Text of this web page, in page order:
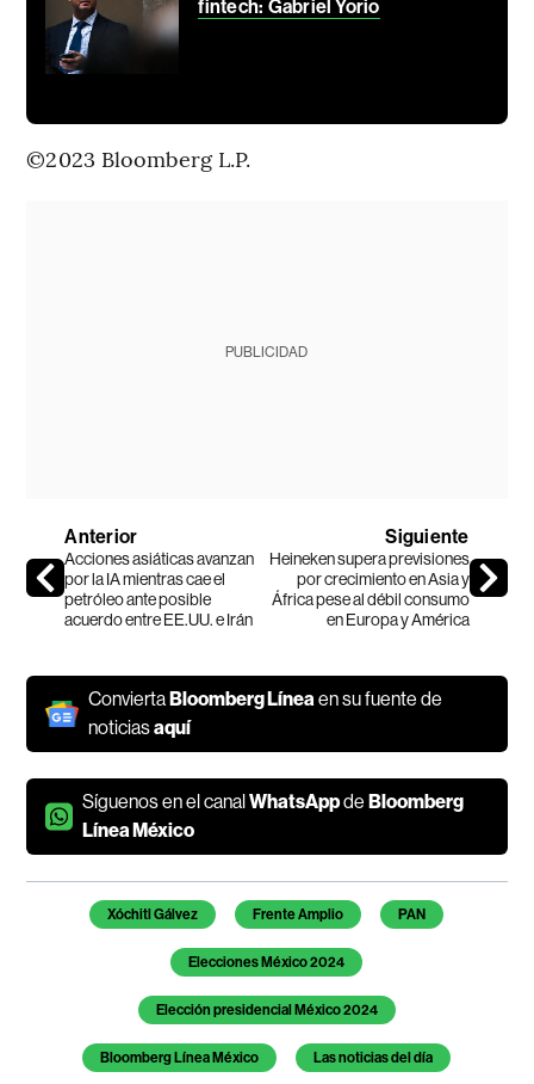
fintech: Gabriel Yorio
©2023 Bloomberg L.P.
PUBLICIDAD
Anterior
Acciones asiáticas avanzan
por la IA mientras cae el
petróleo ante posible
acuerdo entre EE.UU. e Irán
Siguiente
Heineken supera previsiones
por crecimiento en Asia y
África pese al débil consumo
en Europa y América
ConviertaBloomberg Líneaen su fuente de
noticiasaquí
Síguenos en el canalWhatsAppdeBloomberg
Línea México
Temas de este artículo
Xóchitl Gálvez Frente Amplio PAN
Elecciones México 2024
Elección presidencial México 2024
Bloomberg Línea México Las noticias del día